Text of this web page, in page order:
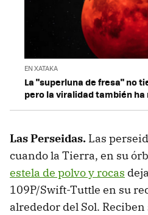
EN XATAKA
La "superluna de fresa" no
pero la viralidad también
Las Perseidas. Las
cuando la Tierra, en su
estela de polvo y rocas
109P/Swift-Tuttle en su
alrededor del Sol.